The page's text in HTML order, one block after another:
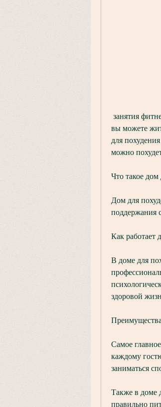
вы можете
для
можно
Что такое дом
Дом для
поддержания
Как работает
В доме для
здоровой
Самое
каждому
заниматься
Также в доме
правильно